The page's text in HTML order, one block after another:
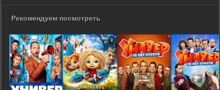
Рекомендуем посмотреть